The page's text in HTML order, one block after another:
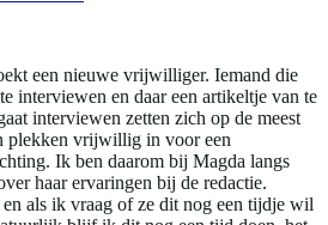
een nieuwe vrijwilliger. Iemand die
interviewen en daar een artikeltje van te
interviewen zetten zich op de meest
plekken vrijwillig in voor een
Ik ben daarom bij Magda langs
haar ervaringen bij de redactie.
als ik vraag of ze dit nog een tijdje wil